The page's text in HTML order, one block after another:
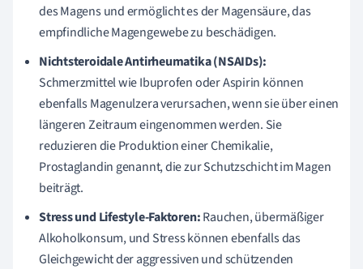
des Magens und ermöglicht es der Magensäure, das
empfindliche Magengewebe zu beschädigen.
Nichtsteroidale Antirheumatika (NSAIDs):
Schmerzmittel wie Ibuprofen oder Aspirin können
ebenfalls Magenulzera verursachen, wenn sie über einen
längeren Zeitraum eingenommen werden. Sie
reduzieren die Produktion einer Chemikalie,
Prostaglandin genannt, die zur Schutzschicht im Magen
beiträgt.
Stress und Lifestyle-Faktoren:Rauchen, übermäßiger
Alkoholkonsum, und Stress können ebenfalls das
Gleichgewicht der aggressiven und schützenden